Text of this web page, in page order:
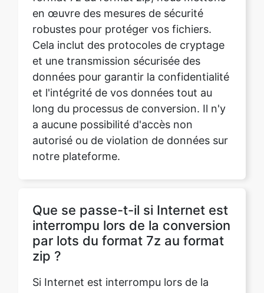
robustes pour protéger vos fichiers.
Cela inclut des protocoles de cryptage
et une transmission sécurisée des
données pour garantir la confidentialité
et l'intégrité de vos données tout au
long du processus de conversion. Il n'y
a aucune possibilité d'accès non
autorisé ou de violation de données sur
notre plateforme.
interrompu lors de la conversion
par lots du format 7z au format
zip ?
conversion par lots du format 7z au